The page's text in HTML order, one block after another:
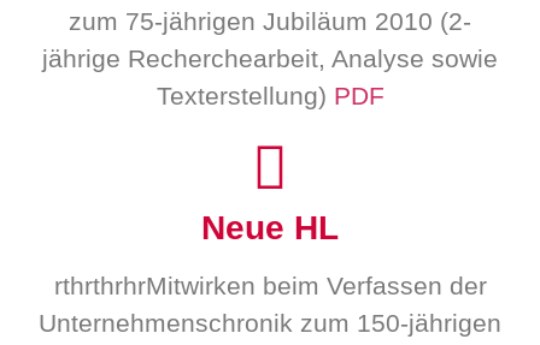
zum 75-jährigen Jubiläum 2010 (2-
jährige Recherchearbeit, Analyse sowie
Texterstellung) PDF
Neue HL
rthrthrhrMitwirken beim Verfassen der
Unternehmenschronik zum 150-jährigen